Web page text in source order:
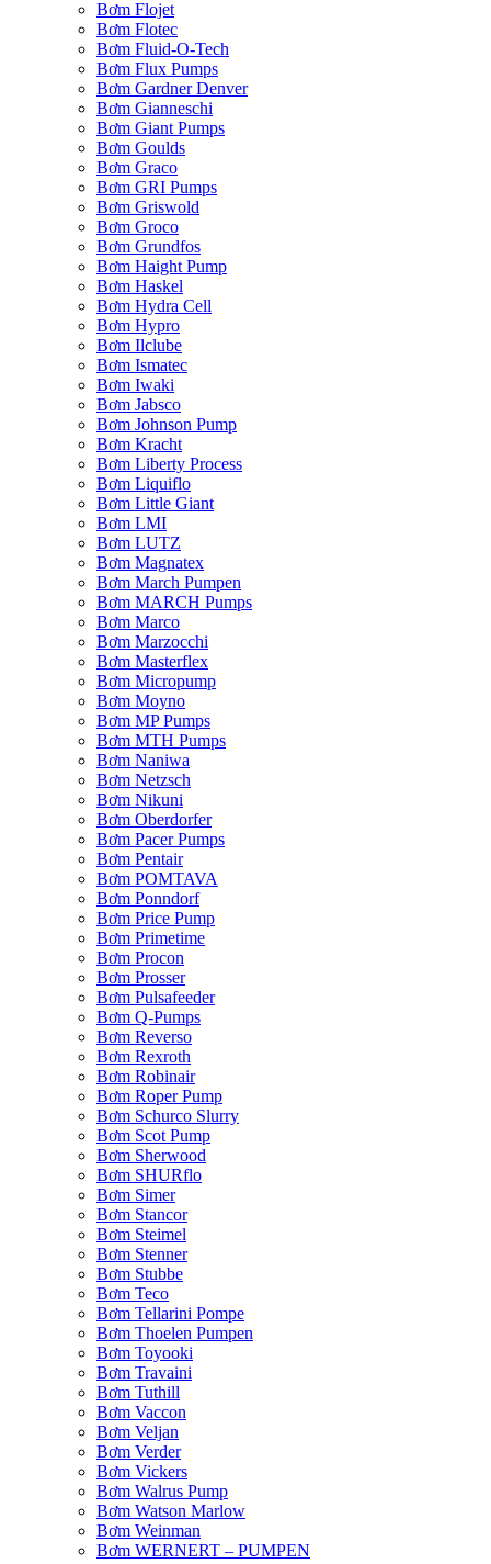
Bơm Flojet
Bơm Flotec
Bơm Fluid-O-Tech
Bơm Flux Pumps
Bơm Gardner Denver
Bơm Gianneschi
Bơm Giant Pumps
Bơm Goulds
Bơm Graco
Bơm GRI Pumps
Bơm Griswold
Bơm Groco
Bơm Grundfos
Bơm Haight Pump
Bơm Haskel
Bơm Hydra Cell
Bơm Hypro
Bơm Ilclube
Bơm Ismatec
Bơm Iwaki
Bơm Jabsco
Bơm Johnson Pump
Bơm Kracht
Bơm Liberty Process
Bơm Liquiflo
Bơm Little Giant
Bơm LMI
Bơm LUTZ
Bơm Magnatex
Bơm March Pumpen
Bơm MARCH Pumps
Bơm Marco
Bơm Marzocchi
Bơm Masterflex
Bơm Micropump
Bơm Moyno
Bơm MP Pumps
Bơm MTH Pumps
Bơm Naniwa
Bơm Netzsch
Bơm Nikuni
Bơm Oberdorfer
Bơm Pacer Pumps
Bơm Pentair
Bơm POMTAVA
Bơm Ponndorf
Bơm Price Pump
Bơm Primetime
Bơm Procon
Bơm Prosser
Bơm Pulsafeeder
Bơm Q-Pumps
Bơm Reverso
Bơm Rexroth
Bơm Robinair
Bơm Roper Pump
Bơm Schurco Slurry
Bơm Scot Pump
Bơm Sherwood
Bơm SHURflo
Bơm Simer
Bơm Stancor
Bơm Steimel
Bơm Stenner
Bơm Stubbe
Bơm Teco
Bơm Tellarini Pompe
Bơm Thoelen Pumpen
Bơm Toyooki
Bơm Travaini
Bơm Tuthill
Bơm Vaccon
Bơm Veljan
Bơm Verder
Bơm Vickers
Bơm Walrus Pump
Bơm Watson Marlow
Bơm Weinman
Bơm WERNERT – PUMPEN